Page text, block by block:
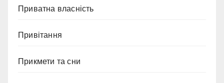
Приватна власність
Привітання
Прикмети та сни